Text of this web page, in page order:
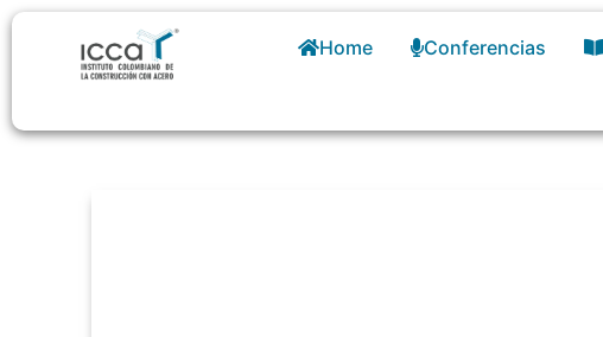
Home Conferencias